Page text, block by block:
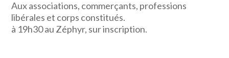
Aux associations, commerçants, professions
libérales et corps constitués.
à 19h30 au Zéphyr, sur inscription.